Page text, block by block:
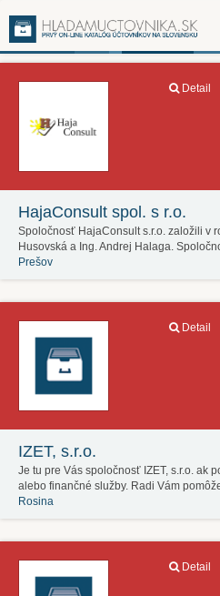
Detail
HajaConsult spol. s r.o.
Spoločnosť HajaConsult s.r.o. založili v
Husovská a Ing. Andrej Halaga.
Prešov
Detail
IZET, s.r.o.
Je tu pre Vás spoločnosť IZET, s.r.o. ak
alebo finančné služby. Radi Vám
Rosina
Detail